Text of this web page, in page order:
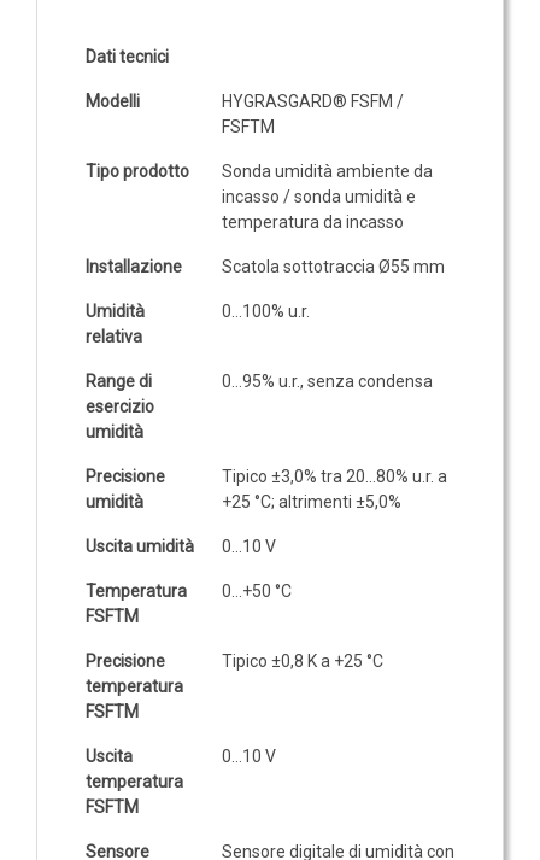
Dati tecnici
Modelli
HYGRASGARD® FSFM /
FSFTM
Tipo prodotto
Sonda umidità ambiente da
incasso / sonda umidità e
temperatura da incasso
Installazione Scatola sottotraccia Ø55 mm
Umidità
relativa
0…100% u.r.
Range di
esercizio
umidità
0…95% u.r., senza condensa
Precisione
umidità
Tipico ±3,0% tra 20…80% u.r. a
+25 °C; altrimenti ±5,0%
Uscita umidità 0…10 V
Temperatura
FSFTM
0…+50 °C
Precisione
temperatura
FSFTM
Tipico ±0,8 K a +25 °C
Uscita
temperatura
FSFTM
0…10 V
Sensore Sensore digitale di umidità con
MOVIMENTO
Sensori di movimento
Sensori di luminosità e movimento
temperatura
Solarimetri e Piranometri
Dispositivi LoRaWAN
Sensori LoRaWAN
Contatori e Convertitori LoRaWAN
Dispositivi Narrow Band
Modem NB-IoT
Moduli I/O
Gateway
LOGGER
Data logger con sensore integrato